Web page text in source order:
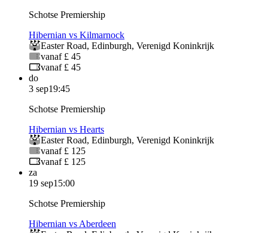
Schotse Premiership
Hibernian vs Kilmarnock
Easter Road, Edinburgh, Verenigd Koninkrijk
vanaf £ 45
vanaf £ 45
do
3 sep19:45
Schotse Premiership
Hibernian vs Hearts
Easter Road, Edinburgh, Verenigd Koninkrijk
vanaf £ 125
vanaf £ 125
za
19 sep15:00
Schotse Premiership
Hibernian vs Aberdeen